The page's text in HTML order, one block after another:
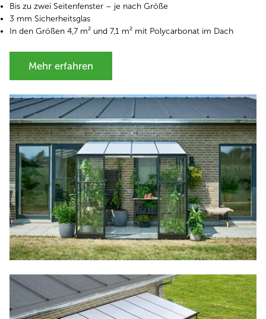
Bis zu zwei Seitenfenster – je nach Größe
3 mm Sicherheitsglas
In den Größen 4,7 m² und 7,1 m² mit Polycarbonat im Dach
Mehr erfahren